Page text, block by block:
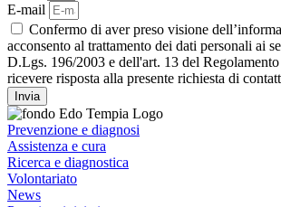
E-mail
Confermo di aver preso visione
acconsento al trattamento dei dati personali ai
D.Lgs. 196/2003 e dell'art. 13 del
ricevere risposta alla presente richiesta di
Invia
Prevenzione e diagnosi
Assistenza e cura
Ricerca e diagnostica
Volontariato
News